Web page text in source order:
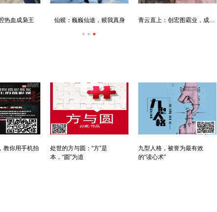
热血成枭王 仙赎：巍巍仙途，赎我真身 青云直上：创宏图霸业，成人生赢家
教你用手机拍
处世的方与圆：“方”是
本，“圆”为道
九型人格，被誉为最有效
的“读心术”